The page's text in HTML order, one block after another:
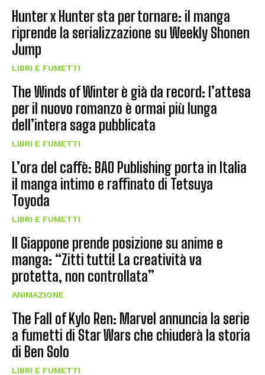
Hunter x Hunter sta per tornare: il manga
riprende la serializzazione su Weekly Shonen
Jump
LIBRI E FUMETTI
The Winds of Winter è già da record: l’attesa
per il nuovo romanzo è ormai più lunga
dell’intera saga pubblicata
LIBRI E FUMETTI
L’ora del caffè: BAO Publishing porta in Italia
il manga intimo e raffinato di Tetsuya
Toyoda
LIBRI E FUMETTI
Il Giappone prende posizione su anime e
manga: “Zitti tutti! La creatività va
protetta, non controllata”
ANIMAZIONE
The Fall of Kylo Ren: Marvel annuncia la serie
a fumetti di Star Wars che chiuderà la storia
di Ben Solo
LIBRI E FUMETTI